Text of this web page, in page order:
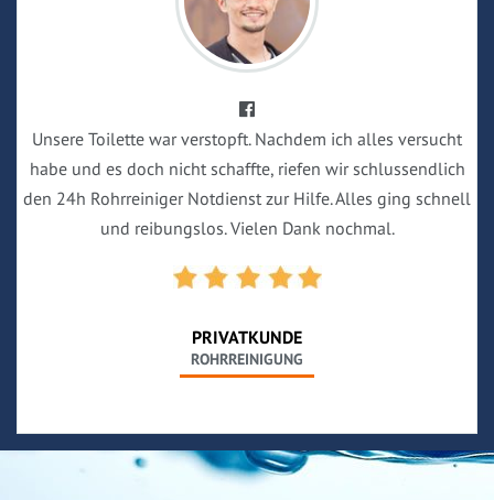
Unsere Toilette war verstopft. Nachdem ich alles versucht
habe und es doch nicht schaffte, riefen wir schlussendlich
den 24h Rohrreiniger Notdienst zur Hilfe. Alles ging schnell
und reibungslos. Vielen Dank nochmal.
PRIVATKUNDE
ROHRREINIGUNG